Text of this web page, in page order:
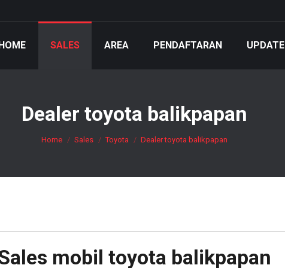
SALES AREA PENDAFTARAN UPDATE
Dealer toyota balikpapan
You are here:
Home Sales Toyota Dealer toyota balikpapan
mobil toyota balikpapan